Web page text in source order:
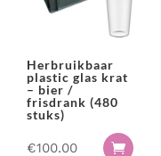
(240
Herbruikbaar
plastic glas krat
– bier /
frisdrank (480
stuks)
€100.00 